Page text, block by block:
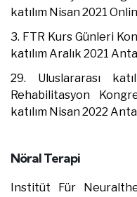
katılım Nisan 2021
3. FTR Kurs Günleri
katılım Aralık 2021
29. Uluslararası
Rehabilitasyon
katılım Nisan 2022
Nöral Terapi
Institüt Für